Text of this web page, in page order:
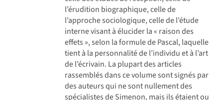
l’érudition biographique, celle de
l’approche sociologique, celle de l’étude
interne visant à élucider la « raison des
effets », selon la formule de Pascal, laquelle
tient à la personnalité de l’individu et à l’art
de l’écrivain. La plupart des articles
rassemblés dans ce volume sont signés par
des auteurs qui ne sont nullement des
spécialistes de Simenon, mais ils étaient ou